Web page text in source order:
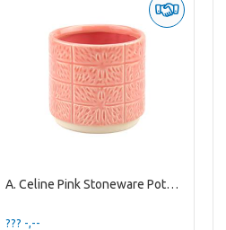
A. Celine Pink Stoneware Pot ES10,5
??? -,--